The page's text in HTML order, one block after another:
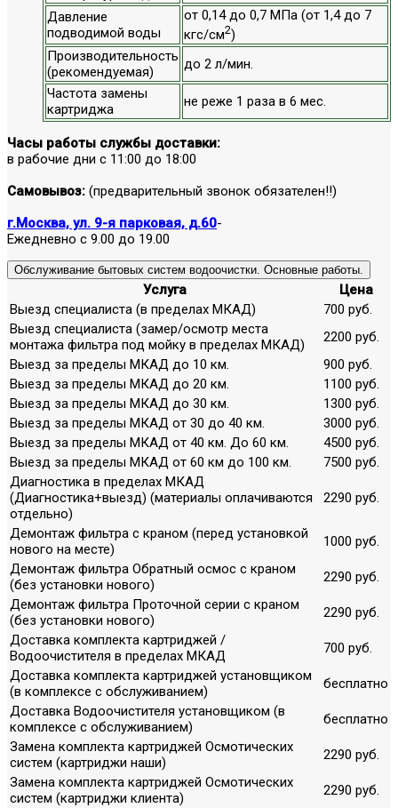
Давление
подводимой воды
от 0,14 до 0,7 МПа (от 1,4 до 7
кгс/см2)
Производительность
(рекомендуемая)
до 2 л/мин.
Частота замены
картриджа
не реже 1 раза в 6 мес.
Часы работы службы доставки:
в рабочие дни с 11:00 до 18:00
Самовывоз: (предварительный звонок обязателен!!)
г.Москва, ул. 9-я парковая, д.60-
Ежедневно с 9.00 до 19.00
Обслуживание бытовых систем водоочистки. Основные работы.
Услуга
Цена
Выезд специалиста (в пределах МКАД)
700 руб.
Выезд специалиста (замер/осмотр места
монтажа фильтра под мойку в пределах МКАД)
2200 руб.
Выезд за пределы МКАД до 10 км.
900 руб.
Выезд за пределы МКАД до 20 км.
1100 руб.
Выезд за пределы МКАД до 30 км.
1300 руб.
Выезд за пределы МКАД от 30 до 40 км.
3000 руб.
Выезд за пределы МКАД от 40 км. До 60 км.
4500 руб.
Выезд за пределы МКАД от 60 км до 100 км.
7500 руб.
Диагностика в пределах МКАД
(Диагностика+выезд) (материалы оплачиваются
отдельно)
2290 руб.
Демонтаж фильтра с краном (перед установкой
нового на месте)
1000 руб.
Демонтаж фильтра Обратный осмос с краном
(без установки нового)
2290 руб.
Демонтаж фильтра Проточной серии с краном
(без установки нового)
2290 руб.
Доставка комплекта картриджей /
Водоочистителя в пределах МКАД
700 руб.
Доставка комплекта картриджей установщиком
(в комплексе с обслуживанием)
бесплатно
Доставка Водоочистителя установщиком (в
комплексе с обслуживанием)
бесплатно
Замена комплекта картриджей Осмотических
систем (картриджи наши)
2290 руб.
Замена комплекта картриджей Осмотических
систем (картриджи клиента)
2290 руб.